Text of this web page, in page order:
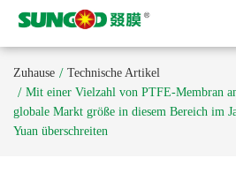
Zuhause
Technische Artikel
Mit einer Vielzahl von PTFE-Membran
globale Markt größe in diesem Bereich im
Yuan überschreiten